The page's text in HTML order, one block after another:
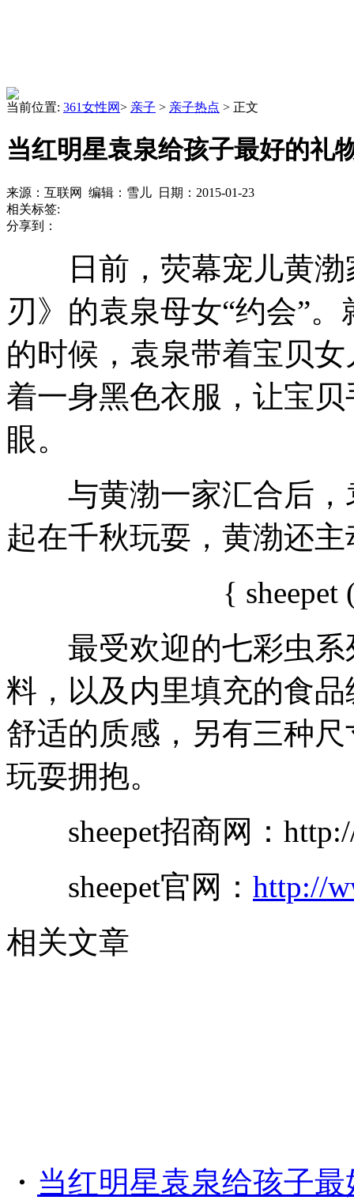
当前位置: 361女性网> 亲子 > 亲子热点 > 正文
当红明星袁泉给孩子最好的礼
来源：互联网 编辑：雪儿 日期：2015-01-23
相关标签:
分享到：
日前，荧幕宠儿黄渤
刃》的袁泉母女“约会”
的时候，袁泉带着宝贝
着一身黑色衣服，让宝
眼。
与黄渤一家汇合后，
起在千秋玩耍，黄渤还
{ sheepet (
最受欢迎的七彩虫系
料，以及内里填充的食
舒适的质感，另有三种
玩耍拥抱。
sheepet招商网：http://
sheepet官网： http://
相关文章
・ 当红明星袁泉给孩子